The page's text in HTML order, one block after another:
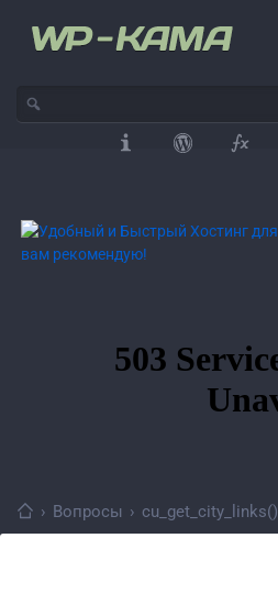
› Вопросы › cu_get_city_links()